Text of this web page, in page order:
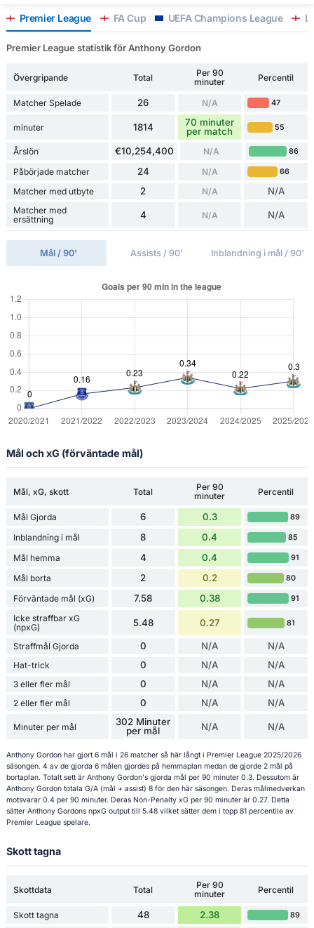
Premier League FA Cup UEFA Champions League
Premier League statistik för Anthony Gordon
Övergripande Total
Per 90
minuter
Percentil
Matcher Spelade 26 N/A 47
minuter 1814
70 minuter
per match
55
Årslön €10,254,400 N/A 86
Påbörjade matcher 24 N/A 66
Matcher med utbyte 2 N/A N/A
Matcher med
ersättning
4 N/A N/A
Mål / 90' Assists / 90' Inblandning i mål / 90'
Mål och xG (förväntade mål)
Mål, xG, skott Total
Per 90
minuter
Percentil
Mål Gjorda 6 0.3 89
Inblandning i mål 8 0.4 85
Mål hemma 4 0.4 91
Mål borta 2 0.2 80
Förväntade mål (xG) 7.58 0.38 91
Icke straffbar xG
(npxG)
5.48 0.27 81
Straffmål Gjorda 0 N/A N/A
Hat-trick 0 N/A N/A
3 eller fler mål 0 N/A N/A
2 eller fler mål 0 N/A N/A
Minuter per mål
302 Minuter
per mål
N/A N/A
Anthony Gordon har gjort 6 mål i 26 matcher så här långt i Premier League 2025/2026
säsongen. 4 av de gjorda 6 målen gjordes på hemmaplan medan de gjorde 2 mål på
bortaplan. Totalt sett är Anthony Gordon's gjorda mål per 90 minuter 0.3. Dessutom är
Anthony Gordon totala G/A (mål + assist) 8 för den här säsongen. Deras målmedverkan
motsvarar 0.4 per 90 minuter. Deras Non-Penalty xG per 90 minuter är 0.27. Detta
sätter Anthony Gordons npxG output till 5.48 vilket sätter dem i topp 81 percentile av
Premier League spelare.
Skott tagna
Skottdata Total
Per 90
minuter
Percentil
Skott tagna 48 2.38 89